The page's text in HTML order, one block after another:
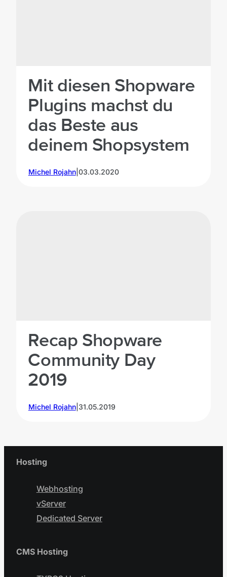
Mit diesen Shopware
Plugins machst du
das Beste aus
deinem Shopsystem
Michel Rojahn| 03.03.2020
Recap Shopware
Community Day
2019
Michel Rojahn| 31.05.2019
Hosting
Webhosting
vServer
Dedicated Server
CMS Hosting